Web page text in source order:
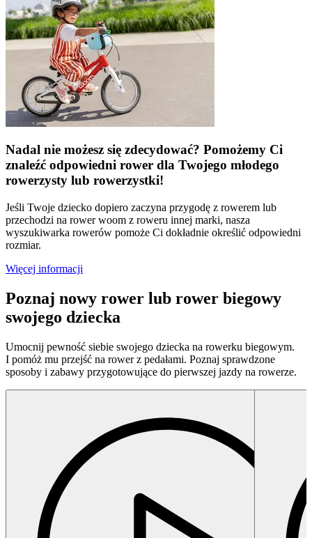
Nadal nie możesz się zdecydować? Pomożemy Ci
znaleźć odpowiedni rower dla Twojego młodego
rowerzysty lub rowerzystki!
Jeśli Twoje dziecko dopiero zaczyna przygodę z rowerem lub
przechodzi na rower woom z roweru innej marki, nasza
wyszukiwarka rowerów pomoże Ci dokładnie określić odpowiedni
rozmiar.
Więcej informacji
Poznaj nowy rower lub rower biegowy
swojego dziecka
Umocnij pewność siebie swojego dziecka na rowerku biegowym.
I pomóż mu przejść na rower z pedałami. Poznaj sprawdzone
sposoby i zabawy przygotowujące do pierwszej jazdy na rowerze.